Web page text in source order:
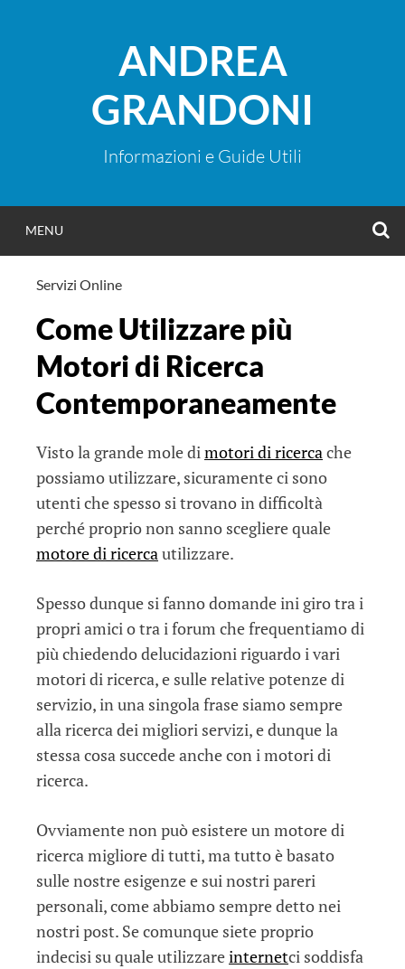
ANDREA
GRANDONI
Informazioni e Guide Utili
MENU
Servizi Online
Come Utilizzare più
Motori di Ricerca
Contemporaneamente
Visto la grande mole dimotori di ricercache
possiamo utilizzare, sicuramente ci sono
utenti che spesso si trovano in difficoltà
perché proprio non sanno scegliere quale
motore di ricercautilizzare.
Spesso dunque si fanno domande ini giro tra i
propri amici o tra i forum che frequentiamo di
più chiedendo delucidazioni riguardo i vari
motori di ricerca, e sulle relative potenze di
servizio, in una singola frase siamo sempre
alla ricerca dei migliori servizi, e dunque la
stessa cosa succede anche con i motori di
ricerca.
Ovviamente non può esistere un motore di
ricerca migliore di tutti, ma tutto è basato
sulle nostre esigenze e sui nostri pareri
personali, come abbiamo sempre detto nei
nostri post. Se comunque siete proprio
indecisi su quale utilizzareinternetci soddisfa